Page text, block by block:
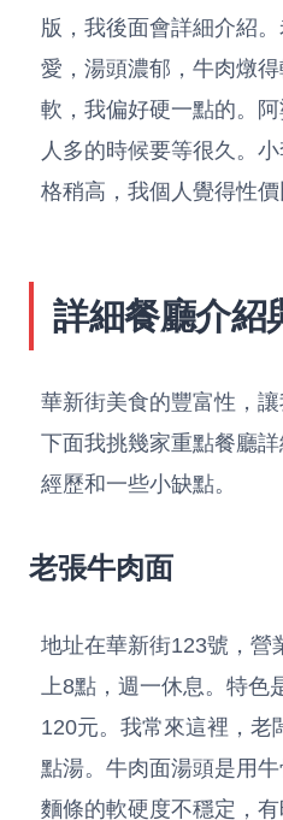
版，我後面會詳細介紹
愛，湯頭濃郁，牛肉燉
軟，我偏好硬一點的。
人多的時候要等很久。
格稍高，我個人覺得性價
詳細餐廳介紹
華新街美食的豐富性，讓
下面我挑幾家重點餐廳
經歷和一些小缺點。
老張牛肉面
地址在華新街123號，營
上8點，週一休息。特色
120元。我常來這裡，老
點湯。牛肉面湯頭是用
麵條的軟硬度不穩定，